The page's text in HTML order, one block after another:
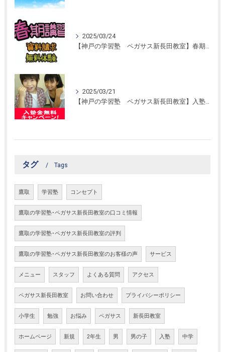
2025/03/24
【神戸の学習塾 ペガサス新長田教室】春期講習開催！
2025/03/21
【神戸の学習塾 ペガサス新長田教室】入塾金無料キャンペーン！
タグ Tags
鷹取 学習塾 コンセプト
鷹取の学習塾･ペガサス新長田教室の口コミ情報
鷹取の学習塾･ペガサス新長田教室の評判
鷹取の学習塾･ペガサス新長田教室のお客様の声 サービス
メニュー スタッフ よくある質問 アクセス
ペガサス新長田教室 お問い合わせ プライバシーポリシー
小学生 勉強 お悩み ペガサス 新長田教室
ホームページ 新規 2年生 男 男の子 入塾 中学